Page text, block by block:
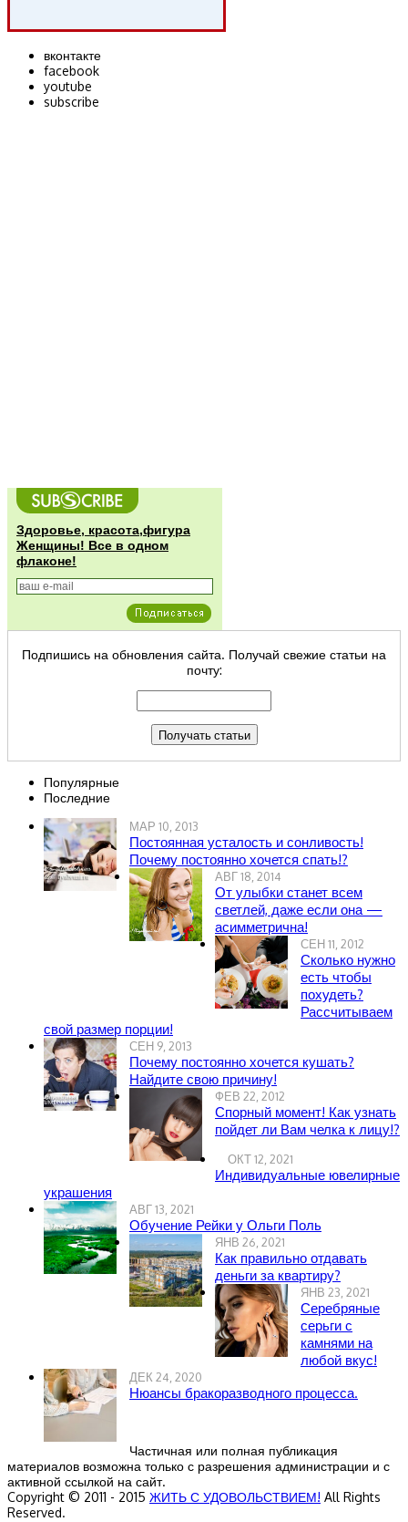
вконтакте
facebook
youtube
subscribe
Здоровье, красота,фигура
Женщины! Все в одном
флаконе!
Подпишись на обновления сайта. Получай свежие статьи на
почту:
Популярные
Последние
МАР 10, 2013
Постоянная усталость и сонливость!
Почему постоянно хочется спать!?
АВГ 18, 2014
От улыбки станет всем
светлей, даже если она —
асимметрична!
СЕН 11, 2012
Сколько нужно
есть чтобы
похудеть?
Рассчитываем
свой размер порции!
СЕН 9, 2013
Почему постоянно хочется кушать?
Найдите свою причину!
ФЕВ 22, 2012
Спорный момент! Как узнать
пойдет ли Вам челка к лицу!?
ОКТ 12, 2021
Индивидуальные ювелирные
украшения
АВГ 13, 2021
Обучение Рейки у Ольги Поль
ЯНВ 26, 2021
Как правильно отдавать
деньги за квартиру?
ЯНВ 23, 2021
Серебряные
серьги с
камнями на
любой вкус!
ДЕК 24, 2020
Нюансы бракоразводного процесса.
Частичная или полная публикация
материалов возможна только с разрешения администрации и с
активной ссылкой на сайт.
Copyright © 2011 - 2015 ЖИТЬ С УДОВОЛЬСТВИЕМ! All Rights
Reserved.